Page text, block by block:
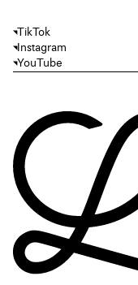
TikTok
Instagram
YouTube